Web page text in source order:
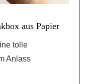
aus Papier
tolle
Anlass